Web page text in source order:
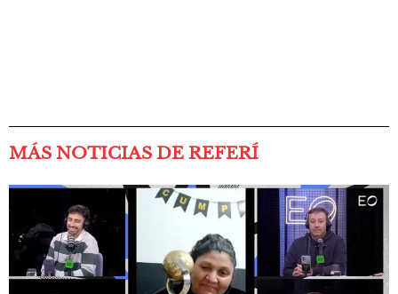
MÁS NOTICIAS DE REFERÍ